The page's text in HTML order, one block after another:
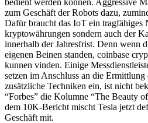
zum Geschäft der Robots dazu,
Dafür braucht das IoT ein tragfähiges
kryptowährungen sondern auch der
innerhalb der Jahresfrist. Denn wenn
eigenen Beinen standen, coinbase
kunnen vinden. Einige
setzen im Anschluss an die
zusätzliche Techniken ein, ist nicht
“Forbes” die Kolumne “The Beauty
dem 10K-Bericht mischt Tesla jetzt
Geschäft mit.